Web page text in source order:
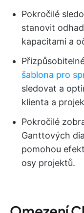
Pokročilé
stanovit
kapacitami a
šablona pro
sledovat a
klienta a
Pokročilé
Ganttových
pomohou
osy projektů.